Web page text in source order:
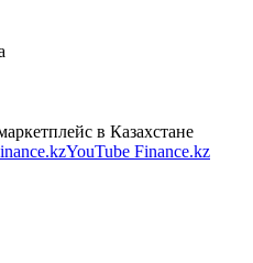
в Казахстане
YouTube Finance.kz